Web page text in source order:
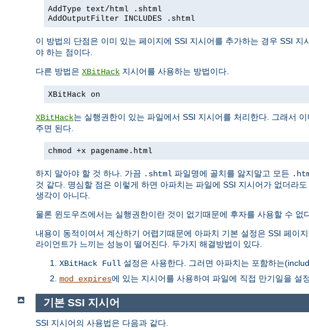
AddType text/html .shtml
AddOutputFilter INCLUDES .shtml
이 방법의 단점은 이미 있는 페이지에 SSI 지시어를 추가하는 경우 SSI 지
야 하는 점이다.
다른 방법은 XBitHack 지시어를 사용하는 방법이다.
XBitHack on
XBitHack는 실행권한이 있는 파일에서 SSI 지시어를 처리한다. 그래서
주면 된다.
chmod +x pagename.html
하지 말아야 할 것 하나. 가끔 .shtml 파일명에 골치를 앓지말고 모든
것 같다. 명심할 점은 이렇게 하면 아파치는 파일에 SSI 지시어가 없더라
생각이 아니다.
물론 윈도우즈에서는 실행권한이란 것이 없기때문에 후자를 사용할 수 없
내용이 동적이여서 계산하기 어렵기때문에 아파치 기본 설정은 SSI 페이
라이언트가 느끼는 성능이 떨어진다. 두가지 해결방법이 있다.
XBitHack Full 설정은 사용한다. 그러면 아파치는 포함하는
mod_expires에 있는 지시어를 사용하여 파일에 직접 만기일을 설
기본 SSI 지시어
SSI 지시어의 사용법은 다음과 같다.